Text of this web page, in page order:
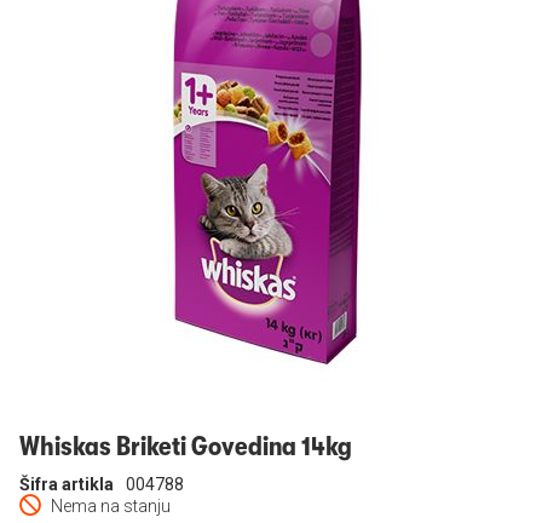
Whiskas Briketi Govedina 14kg
Nema na stanju
Šifra artikla 004788